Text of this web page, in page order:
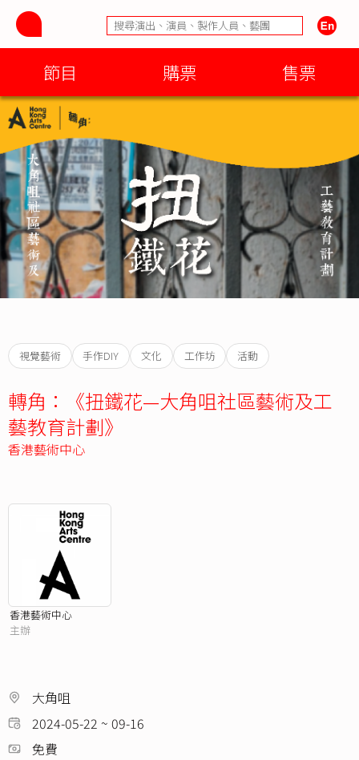
節目 購票 售票
視覺藝術 手作DIY 文化 工作坊 活動
轉角：《扭鐵花—大角咀社區藝術及工
藝教育計劃》
香港藝術中心
香港藝術中心
主辦
大角咀
2024-05-22 ~ 09-16
免費